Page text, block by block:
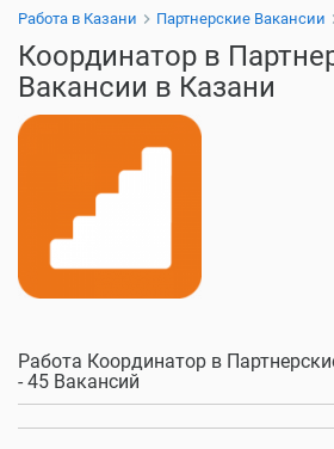
Работа в Казани Партнерские Вакансии
Координатор в
Вакансии в Казани
Работа Координатор в
- 45 Вакансий